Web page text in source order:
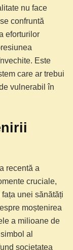
nu face
confruntă
eforturilor
Este
care ar trebui
vulnerabil în
recentă a
cruciale,
unei sănătăți
moștenirea
a milioane de
al
societatea